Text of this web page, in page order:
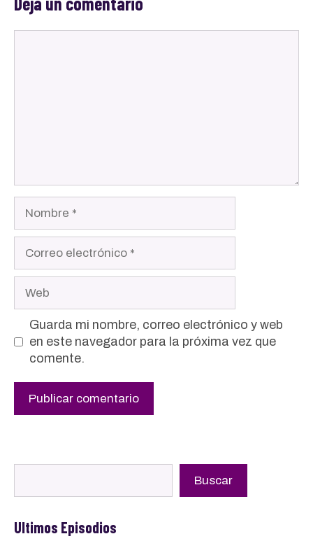
electrónico
Guarda mi nombre, correo electrónico y web
en este navegador para la próxima vez que
comente.
Buscar
Ultimos Episodios